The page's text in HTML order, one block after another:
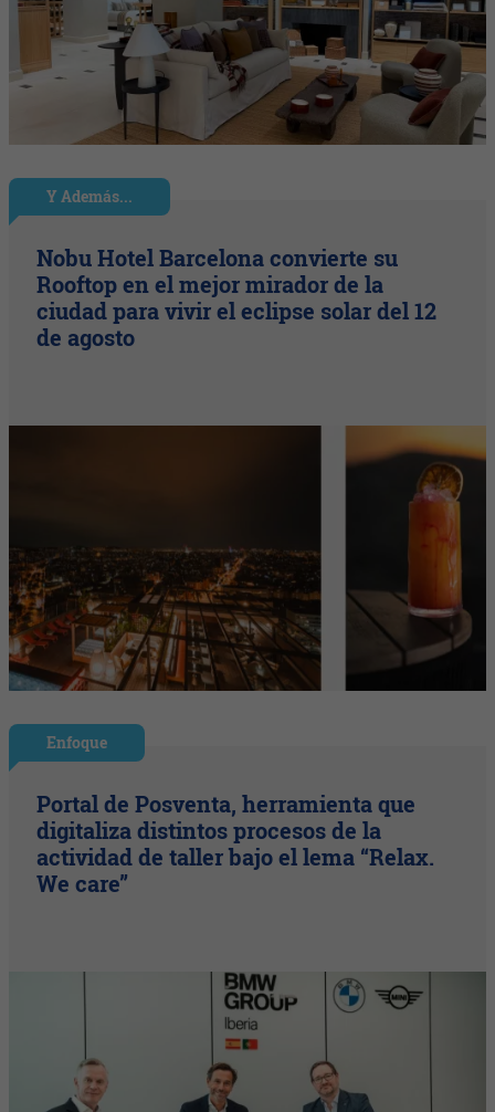
Y Además...
Nobu Hotel Barcelona convierte su
Rooftop en el mejor mirador de la
ciudad para vivir el eclipse solar del 12
de agosto
Enfoque
Portal de Posventa, herramienta que
digitaliza distintos procesos de la
actividad de taller bajo el lema “Relax.
We care”